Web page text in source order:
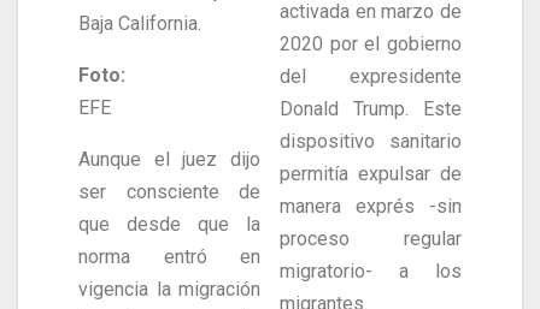
Baja California.
Foto:
EFE
Aunque el juez dijo
ser consciente de
que desde que la
norma entró en
vigencia la migración
activada en marzo de
2020 por el gobierno
del expresidente
Donald Trump. Este
dispositivo sanitario
permitía expulsar de
manera exprés -sin
proceso regular
migratorio- a los
migrantes